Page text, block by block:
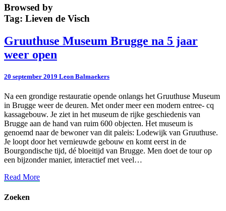
Browsed by
Tag: Lieven de Visch
Gruuthuse
Museum
Brugge
5
weer
open
Gruuthuse Museum Brugge na 5 jaar
weer open
20 september 2019 Leon Balmaekers
Na een grondige restauratie opende onlangs het Gruuthuse Museum
in Brugge weer de deuren. Met onder meer een modern entree- cq
kassagebouw. Je ziet in het museum de rijke geschiedenis van
Brugge aan de hand van ruim 600 objecten. Het museum is
genoemd naar de bewoner van dit paleis: Lodewijk van Gruuthuse.
Je loopt door het vernieuwde gebouw en komt eerst in de
Bourgondische tijd, dé bloeitijd van Brugge. Men doet de tour op
een bijzonder manier, interactief met veel…
Read MoreRead
Zoeken